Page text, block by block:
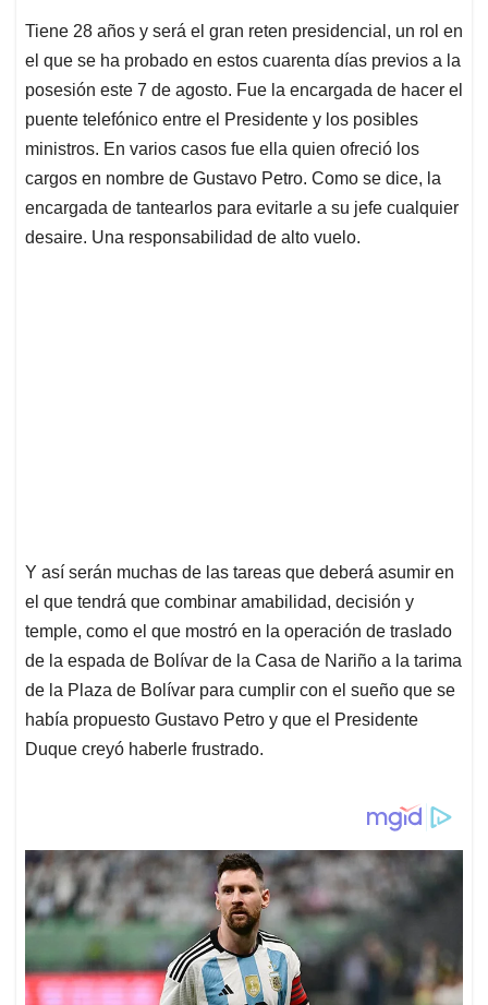
Tiene 28 años y será el gran reten presidencial, un rol en
el que se ha probado en estos cuarenta días previos a la
posesión este 7 de agosto. Fue la encargada de hacer el
puente telefónico entre el Presidente y los posibles
ministros. En varios casos fue ella quien ofreció los
cargos en nombre de Gustavo Petro. Como se dice, la
encargada de tantearlos para evitarle a su jefe cualquier
desaire. Una responsabilidad de alto vuelo.
Y así serán muchas de las tareas que deberá asumir en
el que tendrá que combinar amabilidad, decisión y
temple, como el que mostró en la operación de traslado
de la espada de Bolívar de la Casa de Nariño a la tarima
de la Plaza de Bolívar para cumplir con el sueño que se
había propuesto Gustavo Petro y que el Presidente
Duque creyó haberle frustrado.